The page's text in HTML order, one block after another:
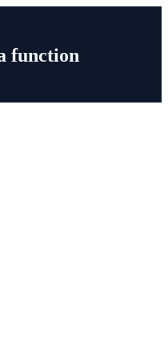
function